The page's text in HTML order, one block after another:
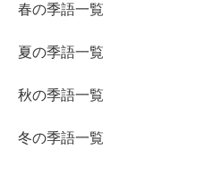
春の季語一覧
夏の季語一覧
秋の季語一覧
冬の季語一覧